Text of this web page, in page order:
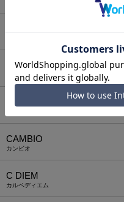
BODYSONG.
ボディソング
CALL&RESPONSE
CAMBIO
カンビオ
C DIEM
カルペディエム